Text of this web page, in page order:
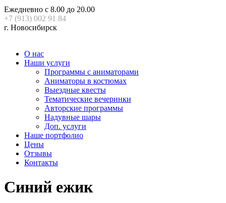
Ежедневно с 8.00 до 20.00
+7 (913) 002 91 84
г. Новосибирск
О нас
Наши услуги
Программы с аниматорами
Аниматоры в костюмах
Выездные квесты
Тематические вечеринки
Авторские программы
Надувные шары
Доп. услуги
Наше портфолио
Цены
Отзывы
Контакты
Синий ежик